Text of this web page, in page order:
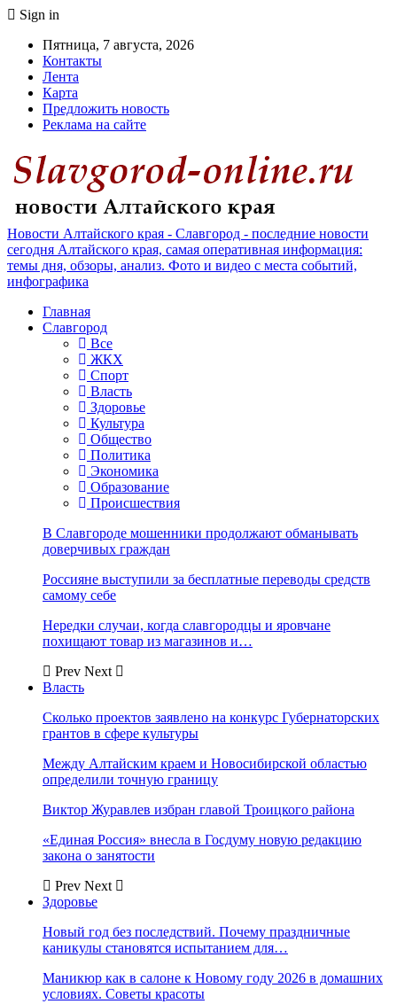
Sign in
Пятница, 7 августа, 2026
Контакты
Лента
Карта
Предложить новость
Реклама на сайте
Новости Алтайского края - Славгород - последние новости
сегодня Алтайского края, самая оперативная информация:
темы дня, обзоры, анализ. Фото и видео с места событий,
инфографика
Главная
Славгород
Все
ЖКХ
Спорт
Власть
Здоровье
Культура
Общество
Политика
Экономика
Образование
Происшествия
В Славгороде мошенники продолжают обманывать
доверчивых граждан
Россияне выступили за бесплатные переводы средств
самому себе
Нередки случаи, когда славгородцы и яровчане
похищают товар из магазинов и…
Prev Next
Власть
Сколько проектов заявлено на конкурс Губернаторских
грантов в сфере культуры
Между Алтайским краем и Новосибирской областью
определили точную границу
Виктор Журавлев избран главой Троицкого района
«Единая Россия» внесла в Госдуму новую редакцию
закона о занятости
Prev Next
Здоровье
Новый год без последствий. Почему праздничные
каникулы становятся испытанием для…
Маникюр как в салоне к Новому году 2026 в домашних
условиях. Советы красоты